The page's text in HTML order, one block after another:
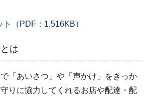
ト（PDF：1,516KB）
は
「あいさつ」や「声かけ」をきっか
りに協力してくれるお店や配達・配